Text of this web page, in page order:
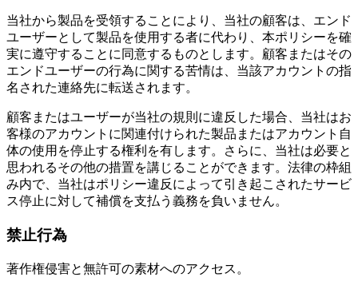
当社から製品を受領することにより、当社の顧客は、エンド
ユーザーとして製品を使用する者に代わり、本ポリシーを確
実に遵守することに同意するものとします。顧客またはその
エンドユーザーの行為に関する苦情は、当該アカウントの指
名された連絡先に転送されます。
顧客またはユーザーが当社の規則に違反した場合、当社はお
客様のアカウントに関連付けられた製品またはアカウント自
体の使用を停止する権利を有します。さらに、当社は必要と
思われるその他の措置を講じることができます。法律の枠組
み内で、当社はポリシー違反によって引き起こされたサービ
ス停止に対して補償を支払う義務を負いません。
禁止行為
著作権侵害と無許可の素材へのアクセス。